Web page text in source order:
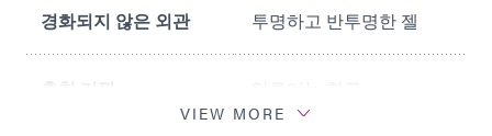
경화되지 않은 외관 투명하고 반투명한 젤
추천 기판
VIEW MORE